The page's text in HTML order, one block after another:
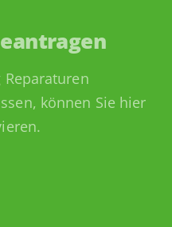
können Sie hier